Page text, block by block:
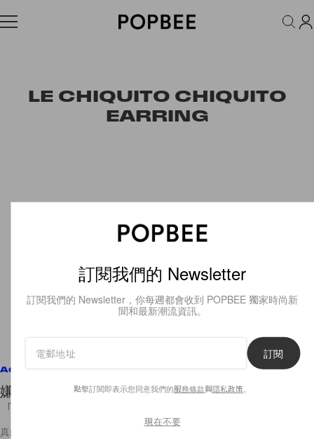
FASHION ACCESSORIES BEAUTY WELLNESS LIFESTYLE
LE CHIQUITO CHIQUITO
EARRING
Accessories
嫌 Le Chiquito Bag 太貴又不實用？這款親民價
「小廢包」不用 HK$800 就能入手！
真的很可愛呢！
訂閱我們的 Newsletter
訂閱我們的 Newsletter，你每週都會收到 POPBEE 獨家時尚新
聞和最新潮流資訊。
訂閱
點擊訂閱即表示您同意我們的服務條款與隱私政策
現在不要